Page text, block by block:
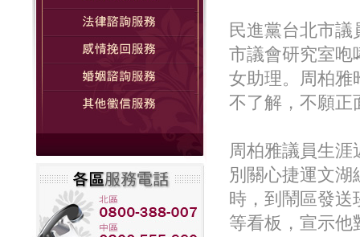
民進黨台北市
市議會研究室咆
女助理。周柏雅
不了解，不願
周柏雅議員生
別關心捷運文
時，到鬧區發送
等看板，宣示